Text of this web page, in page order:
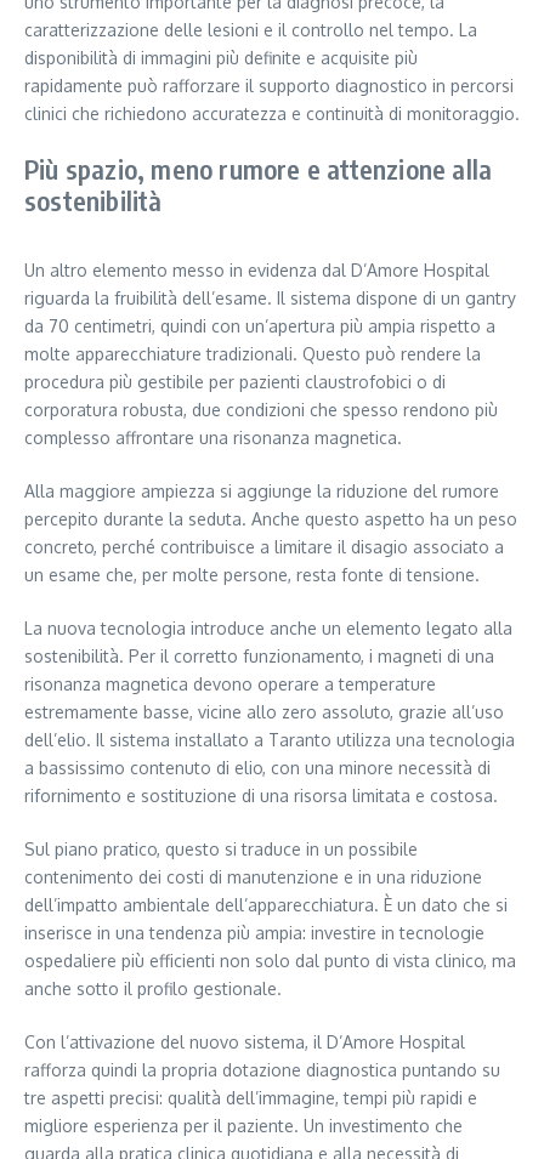
caratterizzazione delle lesioni e il controllo nel tempo. La
disponibilità di immagini più definite e acquisite più
rapidamente può rafforzare il supporto diagnostico in percorsi
clinici che richiedono accuratezza e continuità di monitoraggio.
Più spazio, meno rumore e attenzione alla
sostenibilità
Un altro elemento messo in evidenza dal D’Amore Hospital
riguarda la fruibilità dell’esame. Il sistema dispone di un gantry
da 70 centimetri, quindi con un’apertura più ampia rispetto a
molte apparecchiature tradizionali. Questo può rendere la
procedura più gestibile per pazienti claustrofobici o di
corporatura robusta, due condizioni che spesso rendono più
complesso affrontare una risonanza magnetica.
Alla maggiore ampiezza si aggiunge la riduzione del rumore
percepito durante la seduta. Anche questo aspetto ha un peso
concreto, perché contribuisce a limitare il disagio associato a
un esame che, per molte persone, resta fonte di tensione.
La nuova tecnologia introduce anche un elemento legato alla
sostenibilità. Per il corretto funzionamento, i magneti di una
risonanza magnetica devono operare a temperature
estremamente basse, vicine allo zero assoluto, grazie all’uso
dell’elio. Il sistema installato a Taranto utilizza una tecnologia
a bassissimo contenuto di elio, con una minore necessità di
rifornimento e sostituzione di una risorsa limitata e costosa.
Sul piano pratico, questo si traduce in un possibile
contenimento dei costi di manutenzione e in una riduzione
dell’impatto ambientale dell’apparecchiatura. È un dato che si
inserisce in una tendenza più ampia: investire in tecnologie
ospedaliere più efficienti non solo dal punto di vista clinico, ma
anche sotto il profilo gestionale.
Con l’attivazione del nuovo sistema, il D’Amore Hospital
rafforza quindi la propria dotazione diagnostica puntando su
tre aspetti precisi: qualità dell’immagine, tempi più rapidi e
migliore esperienza per il paziente. Un investimento che
guarda alla pratica clinica quotidiana e alla necessità di